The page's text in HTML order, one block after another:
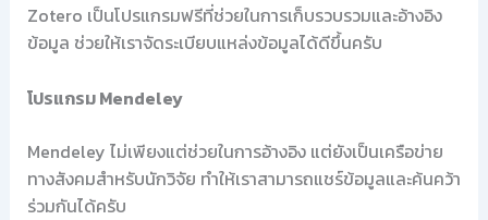
Zotero เป็นโปรแกรมฟรีที่ช่วยในการเก็บรวบรวมและอ้างอิง
ข้อมูล ช่วยให้เราจัดระเบียบแหล่งข้อมูลได้ดีขึ้นครับ
โปรแกรม Mendeley
Mendeley ไม่เพียงแต่ช่วยในการอ้างอิง แต่ยังเป็นเครือข่าย
ทางสังคมสำหรับนักวิจัย ทำให้เราสามารถแชร์ข้อมูลและค้นคว้า
ร่วมกันได้ครับ